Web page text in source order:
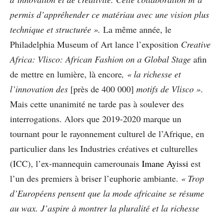
permis d’appréhender ce matériau avec une vision plus
technique et structurée ». La même année, le
Philadelphia Museum of Art lance l’exposition Creative
Africa: Vlisco: African Fashion on a Global Stage afin
de mettre en lumière, là encore, « la richesse et
l’innovation des [près de 400 000] motifs de Vlisco ».
Mais cette unanimité ne tarde pas à soulever des
interrogations. Alors que 2019-2020 marque un
tournant pour le rayonnement culturel de l’Afrique, en
particulier dans les Industries créatives et culturelles
(ICC), l’ex-mannequin camerounais Imane Ayissi est
l’un des premiers à briser l’euphorie ambiante. « Trop
d’Européens pensent que la mode africaine se résume
au wax. J’aspire à montrer la pluralité et la richesse